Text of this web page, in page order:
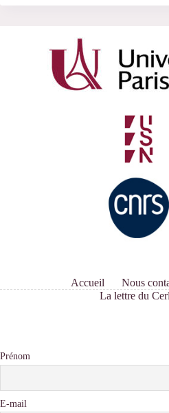
Accueil Nous
La lettre du
Prénom
E-mail